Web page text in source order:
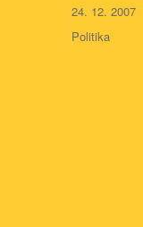
Publikováno:
24. 12. 2007
Rubriky:
Politika